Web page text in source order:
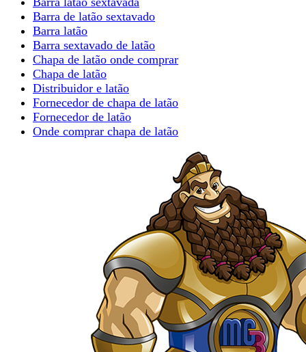
Barra de latão sextavado
Barra latão
Barra sextavado de latão
Chapa de latão onde comprar
Chapa de latão
Distribuidor e latão
Fornecedor de chapa de latão
Fornecedor de latão
Onde comprar chapa de latão